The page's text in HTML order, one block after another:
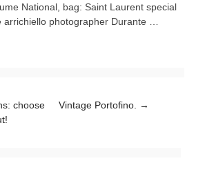
National, bag: Saint Laurent special
arrichiello photographer Durante …
choose
Vintage Portofino. →